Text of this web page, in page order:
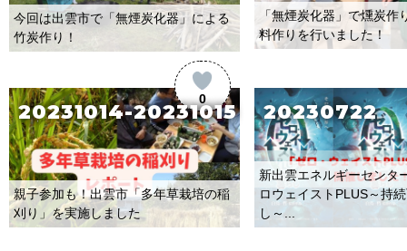
今回は出雲市で「無煙炭化器」による
竹炭作り！
「無煙炭化器」で燻炭作
料作りを行いました！
0
20231014-20231015
親子参加も！出雲市「多年草栽培の稲
刈り」を実施しました
20230722
新出雲エネルギーセンタ
ロウェイストPLUS～持
し～...